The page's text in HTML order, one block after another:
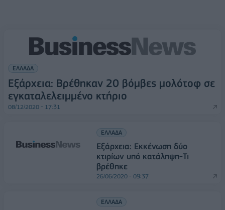
ΕΛΛΑΔΑ
Εξάρχεια: Βρέθηκαν 20 βόμβες μολότοφ σε
εγκαταλελειμμένο κτήριο
08/12/2020 - 17:31
ΕΛΛΑΔΑ
Εξάρχεια: Εκκένωση δύο
κτιρίων υπό κατάληψη-Τι
βρέθηκε
26/06/2020 - 09:37
ΕΛΛΑΔΑ